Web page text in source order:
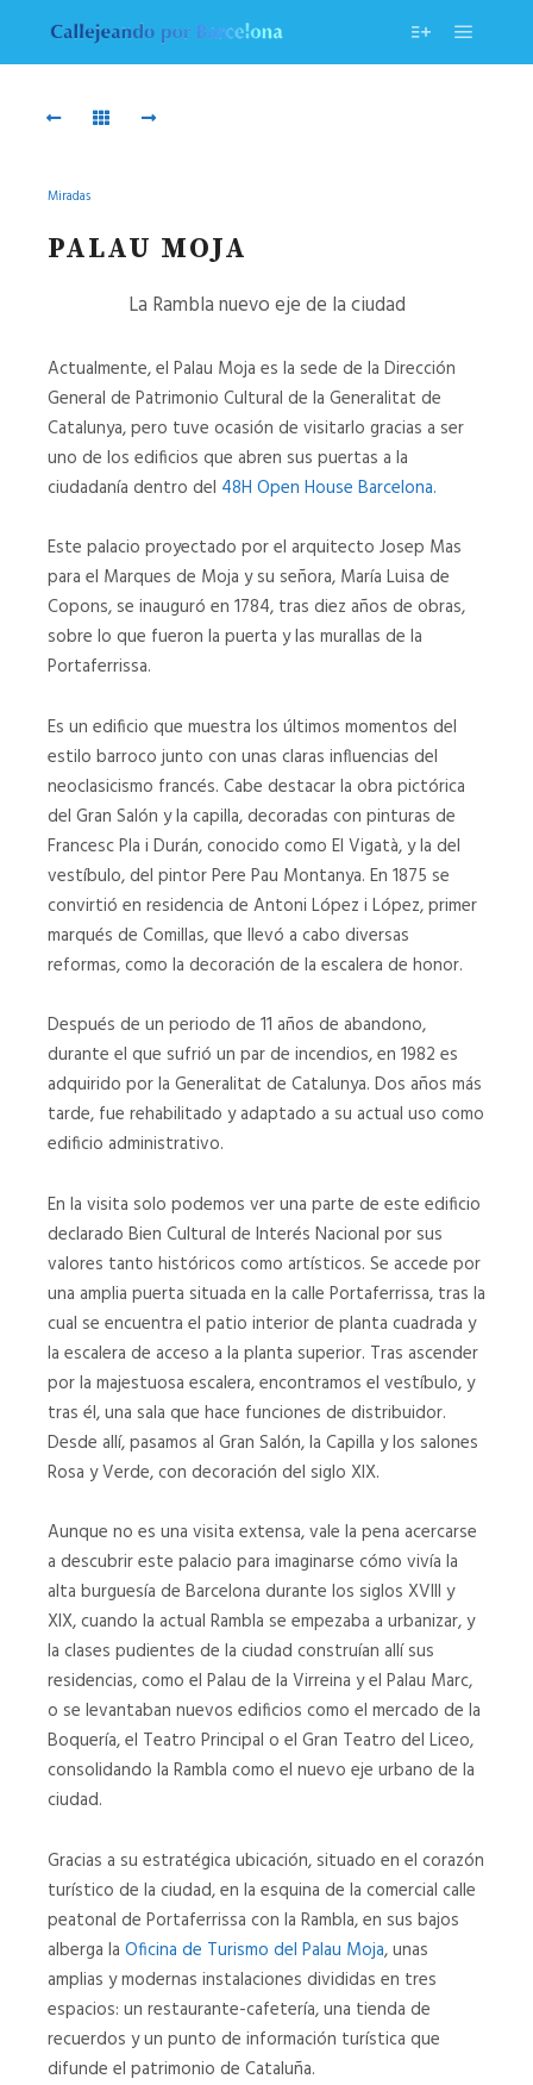
Más Menú
20211023_104409
20211023_102938
20211023_103019
20211023_102954
20211023_103436
20211023_110250
20211023_103721
20211023_103945
20211023_104132
20211023_104048
20211023_110104
20211023_110235
20211023_105812
20211023_104215
20211023_104706
20211023_104725
20211023_104301
20211023_104510
20211023_105122
20211023_105133
20211023_104748
20211023_104457
20211023_104500
20211023_105535
20211023_105545
20211023_104846
20211023_105420
20211023_104758
20211023_105010
20211023_105041
Miradas
PALAU MOJA
La Rambla nuevo eje de la ciudad
Actualmente, el Palau Moja es la sede de la Dirección
General de Patrimonio Cultural de la Generalitat de
Catalunya, pero tuve ocasión de visitarlo gracias a ser
uno de los edificios que abren sus puertas a la
ciudadanía dentro del 48H Open House Barcelona.
Este palacio proyectado por el arquitecto Josep Mas
para el Marques de Moja y su señora, María Luisa de
Copons, se inauguró en 1784, tras diez años de obras,
sobre lo que fueron la puerta y las murallas de la
Portaferrissa.
Es un edificio que muestra los últimos momentos del
estilo barroco junto con unas claras influencias del
neoclasicismo francés. Cabe destacar la obra pictórica
del Gran Salón y la capilla, decoradas con pinturas de
Francesc Pla i Durán, conocido como El Vigatà, y la del
vestíbulo, del pintor Pere Pau Montanya. En 1875 se
convirtió en residencia de Antoni López i López, primer
marqués de Comillas, que llevó a cabo diversas
reformas, como la decoración de la escalera de honor.
Después de un periodo de 11 años de abandono,
durante el que sufrió un par de incendios, en 1982 es
adquirido por la Generalitat de Catalunya. Dos años más
tarde, fue rehabilitado y adaptado a su actual uso como
edificio administrativo.
En la visita solo podemos ver una parte de este edificio
declarado Bien Cultural de Interés Nacional por sus
valores tanto históricos como artísticos. Se accede por
una amplia puerta situada en la calle Portaferrissa, tras la
cual se encuentra el patio interior de planta cuadrada y
la escalera de acceso a la planta superior. Tras ascender
por la majestuosa escalera, encontramos el vestíbulo, y
tras él, una sala que hace funciones de distribuidor.
Desde allí, pasamos al Gran Salón, la Capilla y los salones
Rosa y Verde, con decoración del siglo XIX.
Aunque no es una visita extensa, vale la pena acercarse
a descubrir este palacio para imaginarse cómo vivía la
alta burguesía de Barcelona durante los siglos XVIII y
XIX, cuando la actual Rambla se empezaba a urbanizar, y
la clases pudientes de la ciudad construían allí sus
residencias, como el Palau de la Virreina y el Palau Marc,
o se levantaban nuevos edificios como el mercado de la
Boquería, el Teatro Principal o el Gran Teatro del Liceo,
consolidando la Rambla como el nuevo eje urbano de la
ciudad.
Gracias a su estratégica ubicación, situado en el corazón
turístico de la ciudad, en la esquina de la comercial calle
peatonal de Portaferrissa con la Rambla, en sus bajos
alberga la Oficina de Turismo del Palau Moja, unas
amplias y modernas instalaciones divididas en tres
espacios: un restaurante-cafetería, una tienda de
recuerdos y un punto de información turística que
difunde el patrimonio de Cataluña.